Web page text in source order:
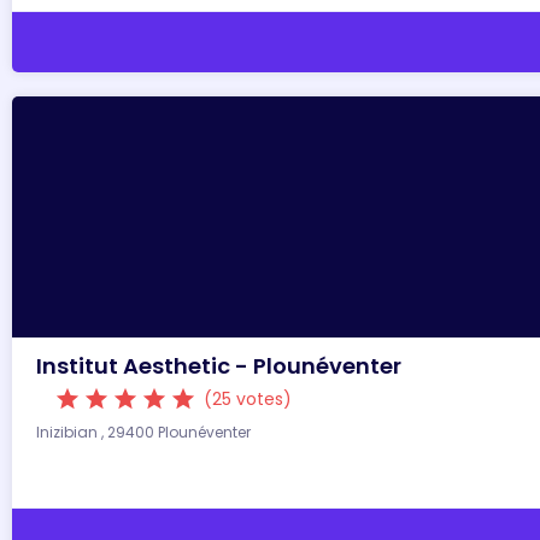
Institut Aesthetic - Plounéventer
star star star star star (25 votes)
Inizibian , 29400 Plounéventer